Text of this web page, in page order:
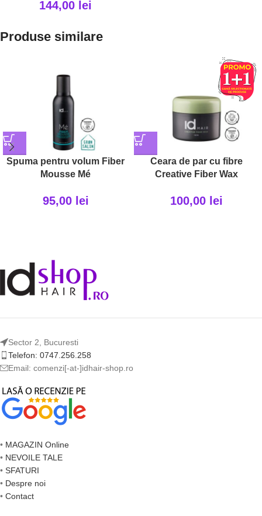
144,00 lei
Produse similare
Spuma pentru volum Fiber
Mousse Mé
95,00 lei
Ceara de par cu fibre
Creative Fiber Wax
100,00 lei
Sector 2, Bucuresti
Telefon: 0747.256.258
Email: comenzi[-at-]idhair-shop.ro
• MAGAZIN Online
• NEVOILE TALE
• SFATURI
• Despre noi
• Contact